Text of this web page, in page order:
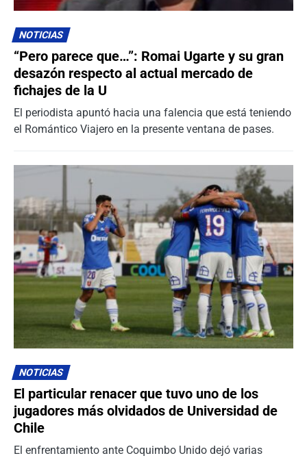
NOTICIAS
“Pero parece que…”: Romai Ugarte y su gran
desazón respecto al actual mercado de
fichajes de la U
El periodista apuntó hacia una falencia que está teniendo
el Romántico Viajero en la presente ventana de pases.
NOTICIAS
El particular renacer que tuvo uno de los
jugadores más olvidados de Universidad de
Chile
El enfrentamiento ante Coquimbo Unido dejó varias